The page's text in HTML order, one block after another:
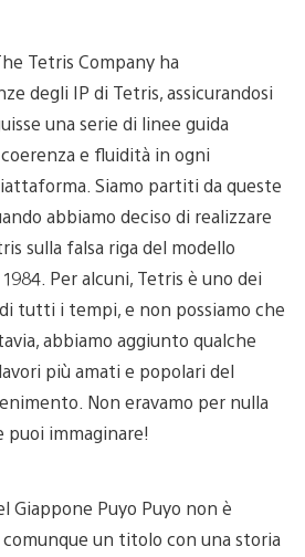
Tetris Company ha
degli IP di Tetris, assicurandosi
una serie di linee guida
e fluidità in ogni
Siamo partiti da queste
abbiamo deciso di realizzare
sulla falsa riga del modello
Per alcuni, Tetris è uno dei
tutti i tempi, e non possiamo che
abbiamo aggiunto qualche
più amati e popolari del
Non eravamo per nulla
puoi immaginare!
Giappone Puyo Puyo non è
un titolo con una storia